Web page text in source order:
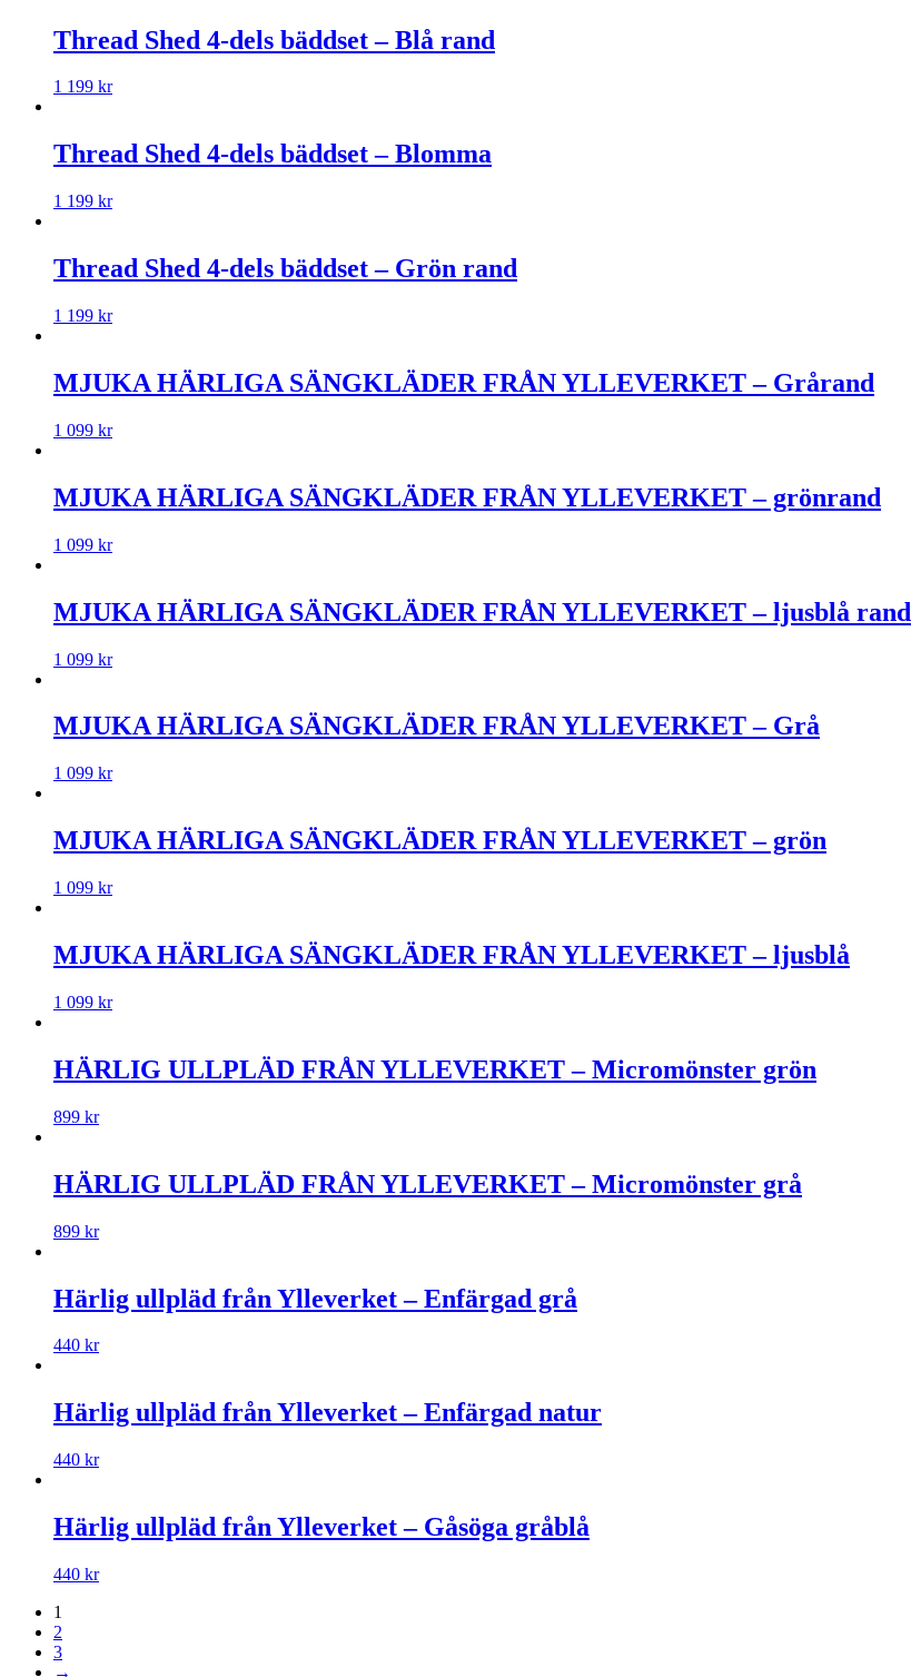
Thread Shed 4-dels bäddset – Blå rand
1 199 kr
Thread Shed 4-dels bäddset – Blomma
1 199 kr
Thread Shed 4-dels bäddset – Grön rand
1 199 kr
MJUKA HÄRLIGA SÄNGKLÄDER FRÅN YLLEVERKET – Grårand
1 099 kr
MJUKA HÄRLIGA SÄNGKLÄDER FRÅN YLLEVERKET – grönrand
1 099 kr
MJUKA HÄRLIGA SÄNGKLÄDER FRÅN YLLEVERKET – ljusblå rand
1 099 kr
MJUKA HÄRLIGA SÄNGKLÄDER FRÅN YLLEVERKET – Grå
1 099 kr
MJUKA HÄRLIGA SÄNGKLÄDER FRÅN YLLEVERKET – grön
1 099 kr
MJUKA HÄRLIGA SÄNGKLÄDER FRÅN YLLEVERKET – ljusblå
1 099 kr
HÄRLIG ULLPLÄD FRÅN YLLEVERKET – Micromönster grön
899 kr
HÄRLIG ULLPLÄD FRÅN YLLEVERKET – Micromönster grå
899 kr
Härlig ullpläd från Ylleverket – Enfärgad grå
440 kr
Härlig ullpläd från Ylleverket – Enfärgad natur
440 kr
Härlig ullpläd från Ylleverket – Gåsöga gråblå
440 kr
1
2
3
→